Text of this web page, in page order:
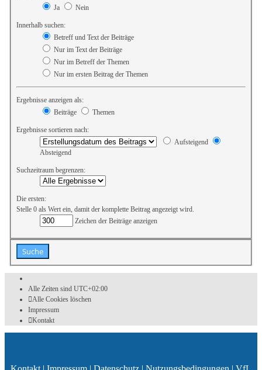
Ja
Nein
Innerhalb suchen:
Betreff und Text der Beiträge
Nur im Text der Beiträge
Nur im Betreff der Themen
Nur im ersten Beitrag der Themen
Ergebnisse anzeigen als:
Beiträge
Themen
Ergebnisse sortieren nach:
Aufsteigend
Absteigend
Suchzeitraum begrenzen:
Die ersten:
Stelle 0 als Wert ein, damit der komplette Beitrag angezeigt wird.
Zeichen der Beiträge anzeigen
Alle Zeiten sind UTC+02:00
Alle Cookies löschen
Impressum
Kontakt